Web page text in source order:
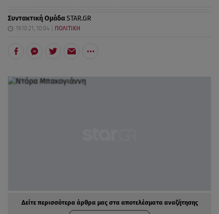
Συντακτική ΟμάδαSTAR.GR
19.10.21, 10:04 ΠΟΛΙΤΙΚΗ
Δείτε περισσότερα άρθρα μας στα αποτελέσματα αναζήτησης